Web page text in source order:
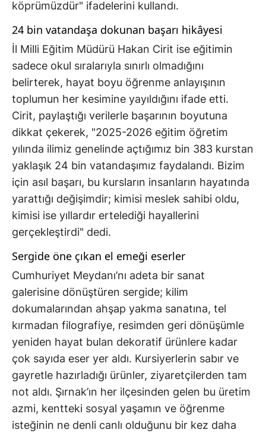
köprümüzdür" ifadelerini kullandı.
24 bin vatandaşa dokunan başarı hikâyesi
İl Milli Eğitim Müdürü Hakan Cirit ise eğitimin
sadece okul sıralarıyla sınırlı olmadığını
belirterek, hayat boyu öğrenme anlayışının
toplumun her kesimine yayıldığını ifade etti.
Cirit, paylaştığı verilerle başarının boyutuna
dikkat çekerek, "2025-2026 eğitim öğretim
yılında ilimiz genelinde açtığımız bin 383 kurstan
yaklaşık 24 bin vatandaşımız faydalandı. Bizim
için asıl başarı, bu kursların insanların hayatında
yarattığı değişimdir; kimisi meslek sahibi oldu,
kimisi ise yıllardır ertelediği hayallerini
gerçekleştirdi" dedi.
Sergide öne çıkan el emeği eserler
Cumhuriyet Meydanı’nı adeta bir sanat
galerisine dönüştüren sergide; kilim
dokumalarından ahşap yakma sanatına, tel
kırmadan filografiye, resimden geri dönüşümle
yeniden hayat bulan dekoratif ürünlere kadar
çok sayıda eser yer aldı. Kursiyerlerin sabır ve
gayretle hazırladığı ürünler, ziyaretçilerden tam
not aldı. Şırnak’ın her ilçesinden gelen bu üretim
azmi, kentteki sosyal yaşamın ve öğrenme
isteğinin ne denli canlı olduğunu bir kez daha